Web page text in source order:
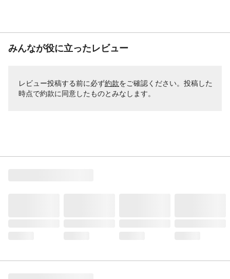
みんなが役に立ったレビュー
レビュー投稿する前に必ず約款をご確認ください。投稿した
時点で約款に同意したものとみなします。